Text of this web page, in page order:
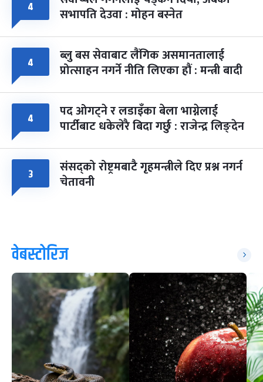
४ सभापति देउवा : मोहन बस्नेत
४ ब्लु बस सेवाबाट लैंगिक असमानतालाई
प्रोत्साहन नगर्ने नीति लिएका हौं : मन्त्री बादी
४ पद ओगट्ने र लडाइँका बेला भाग्नेलाई
पार्टीबाट धकेलेरै बिदा गर्छु : राजेन्द्र लिङ्देन
३ संसद्को रोष्ट्रमबाटै गृहमन्त्रीले दिए प्रश्न नगर्न
चेतावनी
वेबस्टोरिज